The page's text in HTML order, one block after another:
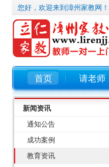
您好，欢迎来到漳州家教网！
首页 请老师
新闻资讯
通知公告
成功案例
教育资讯